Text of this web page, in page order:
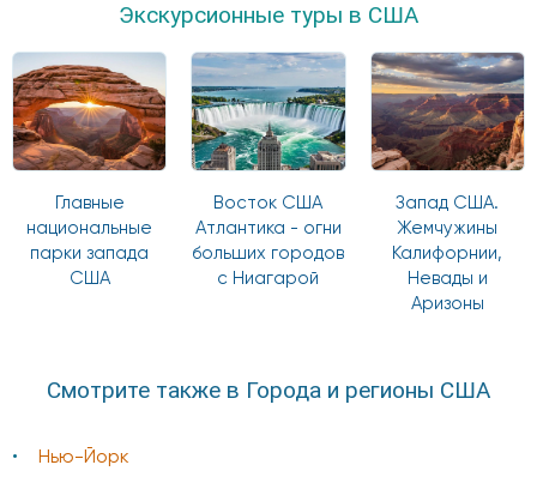
Экскурсионные туры в США
Главные
национальные
парки запада
США
Восток США
Атлантика - огни
больших городов
с Ниагарой
Запад США.
Жемчужины
Калифорнии,
Невады и
Аризоны
Смотрите также в Города и регионы США
Нью-Йорк